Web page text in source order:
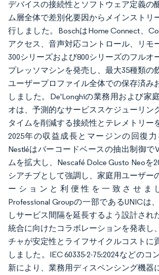
デバイスの接続性とソフトウェア定義の
ム層全体で差別化要因からメインストリ
行しました。BoschはHome Connect、
アクセス、音声対応コントロール、リモ
300シリーズおよび800シリーズのフルオ
プレッソマシンを発売し、最大35種類の
ユーザープロファイル全体での保存済み
しました。De'Longhiの業務用および家
オは、予測的なサービススケジューリン
タイムを削減する接続性とテレメトリー
2025年の収益成長とマージンの回復力
Nestléはバーコードベースの抽出制御で
ムを拡大し、Nescafé Dolce Gusto Neoを
シアチブとして強調し、家庭用ユーザー
ーションと利便性を一致させまし
Professional Groupの一部であるUNICは
しサービス間隔を延長するよう設計され
統合に向けたコラボレーションを発表し
チャが安定性とライフサイクルコストに
しました。IEC 60335-2-75:2024などのコ
新により、業務用ディスペンシング機器